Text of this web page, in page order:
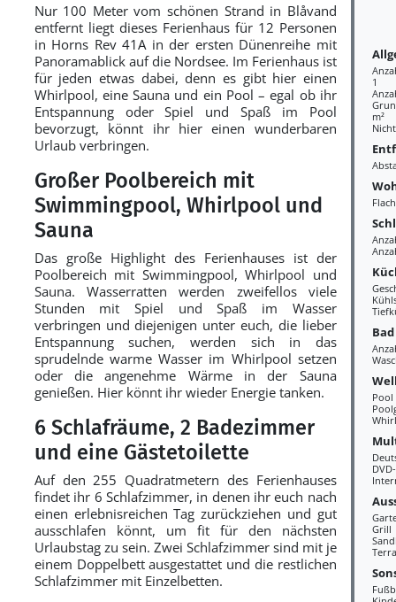
1
m²
Bad
Pool
Grill
Nur 100 Meter vom schönen Strand in Blåvand
entfernt liegt dieses Ferienhaus für 12 Personen
in Horns Rev 41A in der ersten Dünenreihe mit
Panoramablick auf die Nordsee. Im Ferienhaus ist
für jeden etwas dabei, denn es gibt hier einen
Whirlpool, eine Sauna und ein Pool – egal ob ihr
Entspannung oder Spiel und Spaß im Pool
bevorzugt, könnt ihr hier einen wunderbaren
Urlaub verbringen.
Großer Poolbereich mit
Swimmingpool, Whirlpool und
Sauna
Das große Highlight des Ferienhauses ist der
Poolbereich mit Swimmingpool, Whirlpool und
Sauna. Wasserratten werden zweifellos viele
Stunden mit Spiel und Spaß im Wasser
verbringen und diejenigen unter euch, die lieber
Entspannung suchen, werden sich in das
sprudelnde warme Wasser im Whirlpool setzen
oder die angenehme Wärme in der Sauna
genießen. Hier könnt ihr wieder Energie tanken.
6 Schlafräume, 2 Badezimmer
und eine Gästetoilette
Auf den 255 Quadratmetern des Ferienhauses
findet ihr 6 Schlafzimmer, in denen ihr euch nach
einen erlebnisreichen Tag zurückziehen und gut
ausschlafen könnt, um fit für den nächsten
Urlaubstag zu sein. Zwei Schlafzimmer sind mit je
einem Doppelbett ausgestattet und die restlichen
Schlafzimmer mit Einzelbetten.